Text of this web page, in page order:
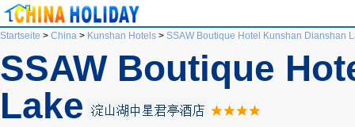
Startseite > China > Kunshan Hotels > SSAW Boutique Hotel Kunshan Dianshan
SSAW Boutique
Lake